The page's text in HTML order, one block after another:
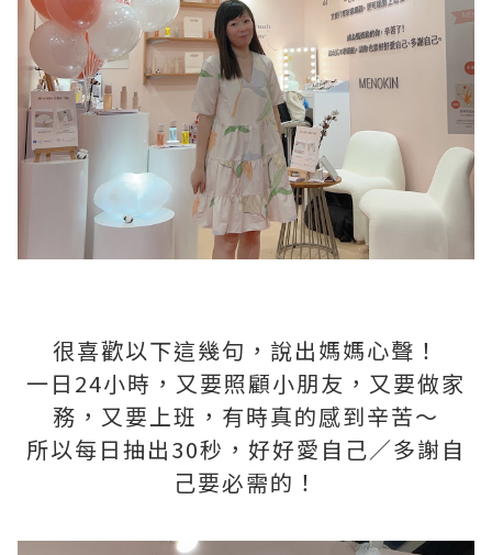
很喜歡以下這幾句，說出媽媽心聲！
一日24小時，又要照顧小朋友，又要做家
務，又要上班，有時真的感到辛苦～
所以每日抽出30秒，好好愛自己／多謝自
己要必需的！